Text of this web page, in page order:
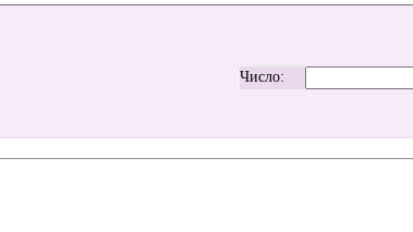
Число: